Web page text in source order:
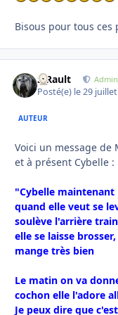
Bisous pour tous ces
S.Rault
Posté(e) le 29
AUTEUR
Voici un message de
et à présent Cybelle :
"Cybelle maintenant
quand elle veut se
soulève l'arrière train
elle se laisse
mange très bien
Le matin on va
cochon elle l'adore
Je peux dire que